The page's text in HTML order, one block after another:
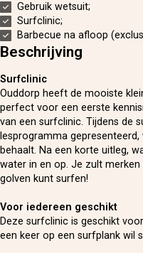
Gebruik wetsuit;
Surfclinic;
Barbecue na afloop
Beschrijving
Surfclinic
Ouddorp heeft de mooiste
perfect voor een eerste
van een surfclinic. Tijdens de
lesprogramma
behaalt. Na een korte uitleg,
water in en op. Je zult
golven kunt surfen!
Voor iedereen geschikt
Deze surfclinic is geschikt
een keer op een surfplank wil